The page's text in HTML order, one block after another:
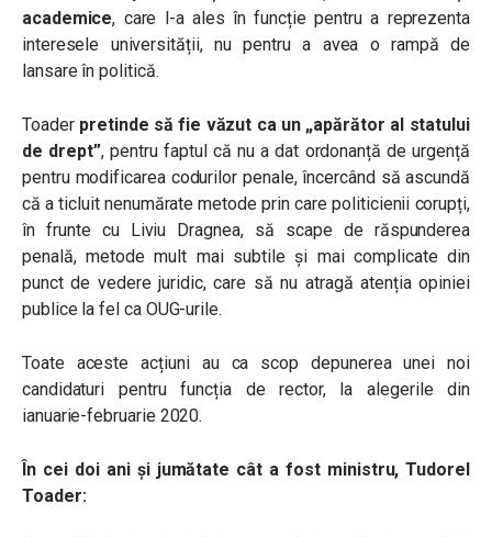
academice, care l-a ales în funcție pentru a reprezenta
interesele universității, nu pentru a avea o rampă de
lansare în politică.
Toader pretinde să fie văzut ca un „apărător al statului
de drept”, pentru faptul că nu a dat ordonanță de urgență
pentru modificarea codurilor penale, încercând să ascundă
că a ticluit nenumărate metode prin care politicienii corupți,
în frunte cu Liviu Dragnea, să scape de răspunderea
penală, metode mult mai subtile și mai complicate din
punct de vedere juridic, care să nu atragă atenția opiniei
publice la fel ca OUG-urile.
Toate aceste acțiuni au ca scop depunerea unei noi
candidaturi pentru funcția de rector, la alegerile din
ianuarie-februarie 2020.
În cei doi ani și jumătate cât a fost ministru, Tudorel
Toader: